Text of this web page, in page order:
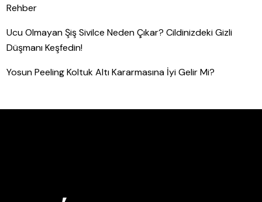
Rehber
Ucu Olmayan Şiş Sivilce Neden Çıkar? Cildinizdeki Gizli
Düşmanı Keşfedin!
Yosun Peeling Koltuk Altı Kararmasına İyi Gelir Mi?